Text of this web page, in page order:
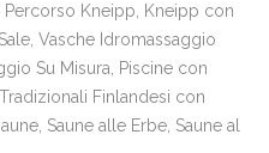
Kneipp, Kneipp con
Vasche Idromassaggio
Su Misura, Piscine con
Finlandesi con
Saune alle Erbe, Saune al